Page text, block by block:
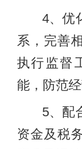
4、优
系，完善
执行监督
能，防范经
5、配
资金及税